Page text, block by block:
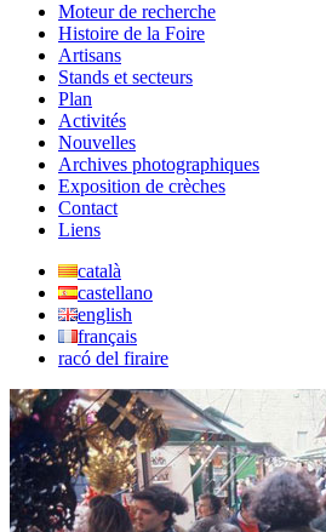
Moteur de recherche
Histoire de la Foire
Artisans
Stands et secteurs
Plan
Activités
Nouvelles
Archives photographiques
Exposition de crèches
Contact
Liens
català
castellano
english
français
racó del firaire